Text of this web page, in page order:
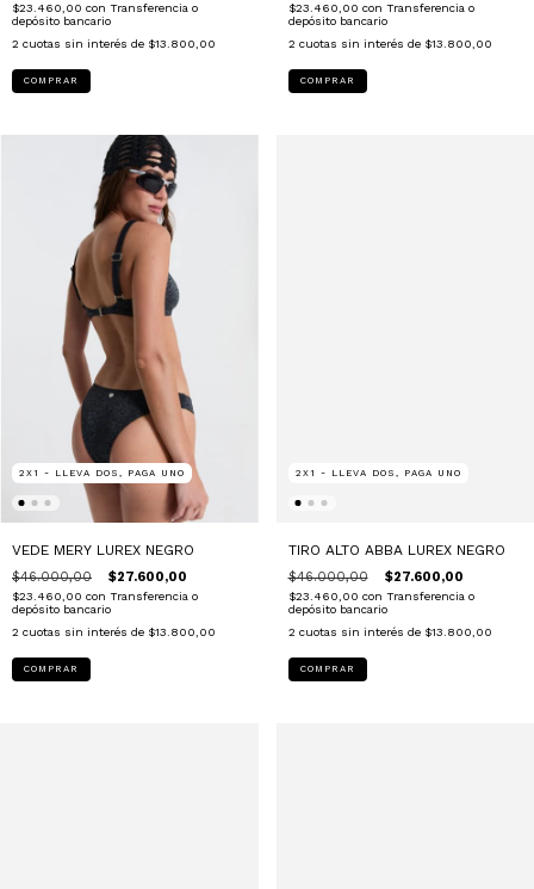
$23.460,00 con Transferencia o
depósito bancario
2 cuotas sin interés de $13.800,00
COMPRAR
$23.460,00 con Transferencia o
depósito bancario
2 cuotas sin interés de $13.800,00
COMPRAR
2X1 - LLEVA DOS, PAGA UNO
VEDE MERY LUREX NEGRO
$46.000,00 $27.600,00
$23.460,00 con Transferencia o
depósito bancario
2 cuotas sin interés de $13.800,00
COMPRAR
2X1 - LLEVA DOS, PAGA UNO
TIRO ALTO ABBA LUREX NEGRO
$46.000,00 $27.600,00
$23.460,00 con Transferencia o
depósito bancario
2 cuotas sin interés de $13.800,00
COMPRAR